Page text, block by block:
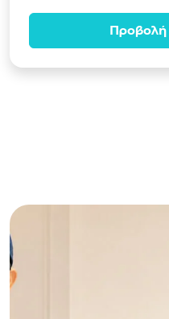
Προβολή